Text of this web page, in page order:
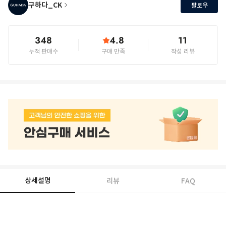
구하다_CK 팔로우
348
누적 판매수
4.8
구매 만족
11
작성 리뷰
상세설명 리뷰 FAQ